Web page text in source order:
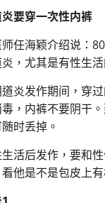
要穿一次性内裤
海颖介绍说：
，尤其是有性生活
发作期间，穿过
，内裤不要阴干
时丢掉。
后发作，要和性
他是不是包皮上